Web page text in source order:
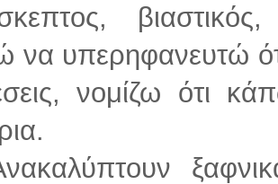
να υπερηφανευτώ
νομίζω ότι